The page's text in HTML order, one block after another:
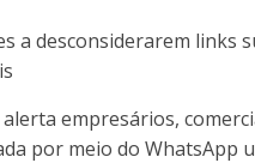
a desconsiderarem links
empresários,
por meio do